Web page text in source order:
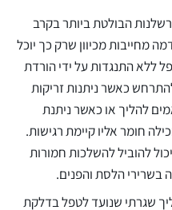
הבולטת ביותר בקרב
מחייבות מכיוון שרק כך יוכל
ללא התנגדות על ידי הורדת
כאשר ניתנות זריקות
להליך או כאשר ניתנת
חומר אליו קיימת רגישות.
להוביל להשלכות חמורות
בשרירי הלסת והפנים.
שגרתי שנועד לטפל בדלקת